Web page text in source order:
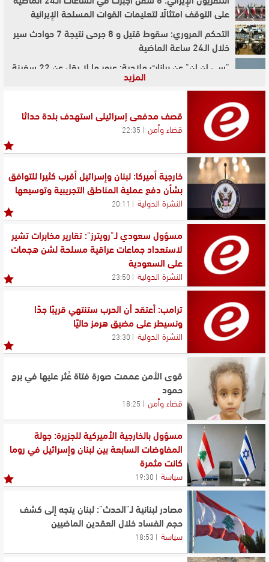
على التوقف امتثالًا لتعليمات القوات المسلحة الإيرانية
التحكم المروري: سقوط قتيل و 8 جرحى نتيجة 7 حوادث سير
خلال الـ24 ساعة الماضية
"سي إن إن" عن بيانات ملاحية: عبور ما لا يقل عن 22 سفينة
تجارية مضيق هرمز خلال الساعات الـ24 الماضية
الجيش الإسرائيلي: سلاح البحرية نفذ مناورة واسعة النطاق
في منطقة البحر الأحمر
"المفكرة القانونية": تحقيق يرجّح تعمّد الجيش الإسرائيلي
الجيش الإسرائيلي: هاجمنا بنى تحتية لحزب الله في جنوب
لبنان ردًا على مقتل جنديين وجرح 4 بانفجار في محيط مجدل
زون
الجيش الإسرائيلي: إصابة جندي احتياط بجروح طفيفة نتيجة
حادث عملياتي في جنوب لبنان
المزيد
قصف مدفعي إسرائيلي استهدف بلدة حداثا
قضاء وأمن 22:35
خارجية أميركا: لبنان وإسرائيل أقرب كثيرا للتوافق
بشأن دفع عملية المناطق التجريبية وتوسيعها
النشرة الدولية 20:11
مسؤول سعودي لـ"رويترز": تقارير مخابرات تشير
لاستعداد جماعات عراقية مسلحة لشن هجمات
على السعودية
النشرة الدولية 23:50
ترامب: أعتقد أن الحرب ستنتهي قريبًا جدًا
ونسيطر على مضيق هرمز حاليًا
النشرة الدولية 23:30
قوى الأمن عممت صورة فتاة عُثر عليها في برج
حمود
قضاء وأمن 18:25
مسؤول بالخارجية الأميركية للجزيرة: جولة
المفاوضات السابعة بين لبنان وإسرائيل في روما
كانت مثمرة
سياسة 19:30
مصادر لبنانية لـ"الحدث": لبنان يتجه إلى كشف
حجم الفساد خلال العقدين الماضيين
سياسة 18:53